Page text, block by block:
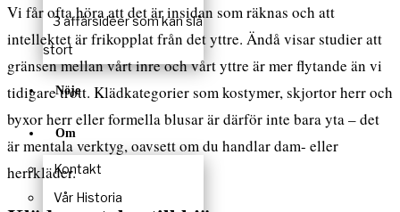
3 affärsidéer som kan slå
stort
Nöje
Om
Kontakt
Vår Historia
Vi får ofta höra att det är insidan som räknas och att
intellektet är frikopplat från det yttre. Ändå visar studier att
gränsen mellan vårt inre och vårt yttre är mer flytande än vi
tidigare trott. Klädkategorier som kostymer, skjortor herr och
byxor herreller formella blusar är därför inte bara yta – det
är mentala verktyg, oavsett om du handlar dam- eller
herrkläder.